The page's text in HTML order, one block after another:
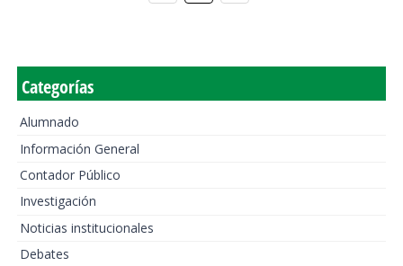
Categorías
Alumnado
Información General
Contador Público
Investigación
Noticias institucionales
Debates